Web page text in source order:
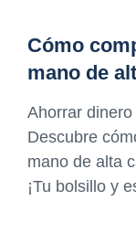
Cómo
mano de
Ahorrar
Descubre
mano de alta
¡Tu bolsillo y